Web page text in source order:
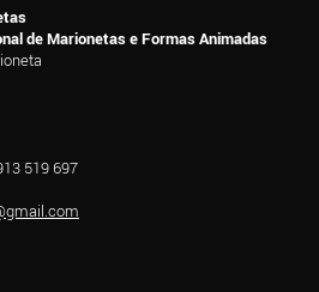
de Marionetas e Formas Animadas
519 697